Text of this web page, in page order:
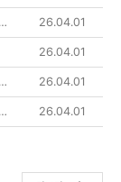
카드로 백화점상품권 구매 바로 진행과 상품권 오는시간 너무 좋았습니다. 26.04.01
26.04.01
백화점상품권 카드로 구매 후 바로 진행까지 해봤습니다 26.04.01
카드로 상품권 구매하고 바로 처리까지 해봤습니다 후기 26.04.01